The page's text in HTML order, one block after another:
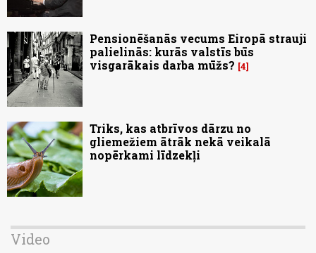
Pensionēšanās vecums Eiropā strauji
palielinās: kurās valstīs būs
visgarākais darba mūžs? 4
Triks, kas atbrīvos dārzu no
gliemežiem ātrāk nekā veikalā
nopērkami līdzekļi
Video